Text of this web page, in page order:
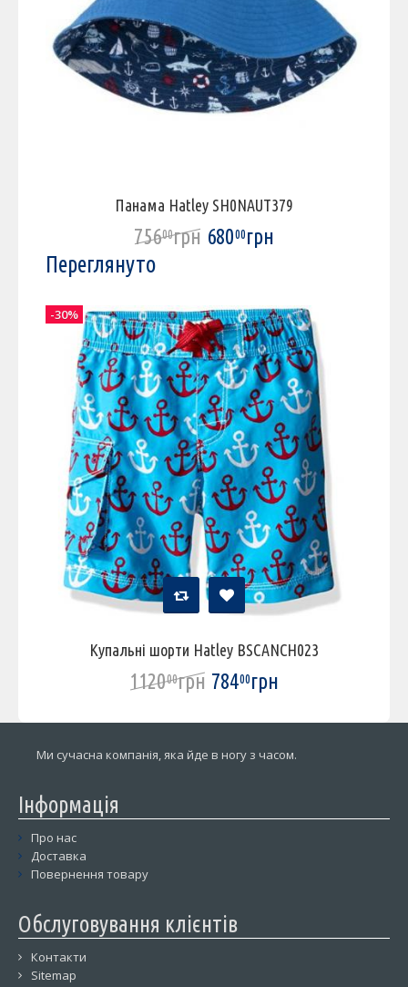
Панама Hatley SH0NAUT379
75600грн 68000грн
Переглянуто
Купальні шорти Hatley BSCANCH023
112000грн 78400грн
-30%
Ми сучасна компанія, яка йде в ногу з часом.
Інформація
Про нас
Доставка
Повернення товару
Обслуговування клієнтів
Контакти
Sitemap